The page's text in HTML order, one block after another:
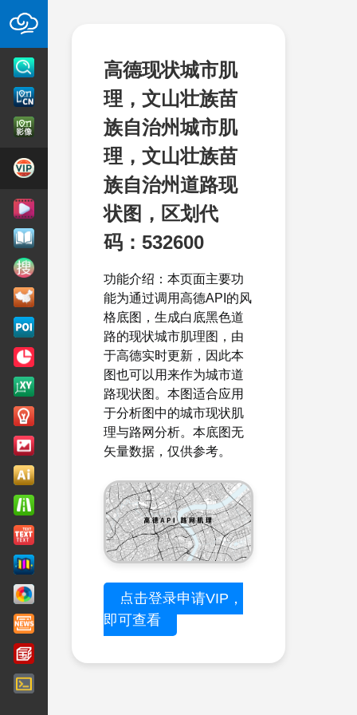
高德现状城市肌
理，文山壮族苗
族自治州城市肌
理，文山壮族苗
族自治州道路现
状图，区划代
码：532600
功能介绍：本页面主要功
能为通过调用高德API的风
格底图，生成白底黑色道
路的现状城市肌理图，由
于高德实时更新，因此本
图也可以用来作为城市道
路现状图。本图适合应用
于分析图中的城市现状肌
理与路网分析。本底图无
矢量数据，仅供参考。
点击登录申请VIP，
即可查看